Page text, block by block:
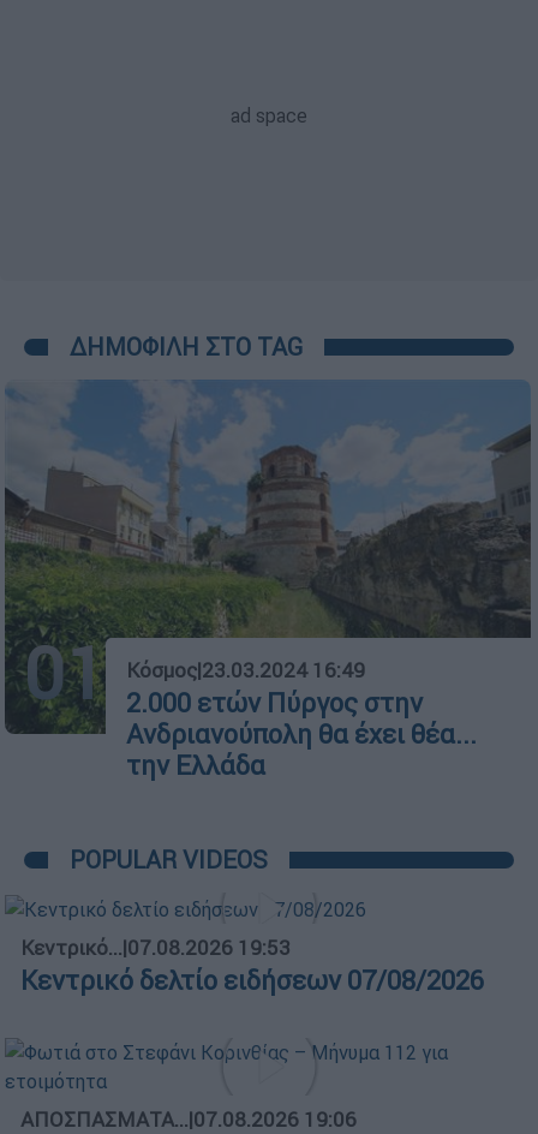
ΔΗΜΟΦΙΛΗ ΣΤΟ TAG
01 Κόσμος|23.03.2024 16:49
2.000 ετών Πύργος στην
Ανδριανούπολη θα έχει θέα...
την Ελλάδα
POPULAR VIDEOS
Κεντρικό...|07.08.2026 19:53
Κεντρικό δελτίο ειδήσεων 07/08/2026
ΑΠΟΣΠΑΣΜΑΤΑ...|07.08.2026 19:06